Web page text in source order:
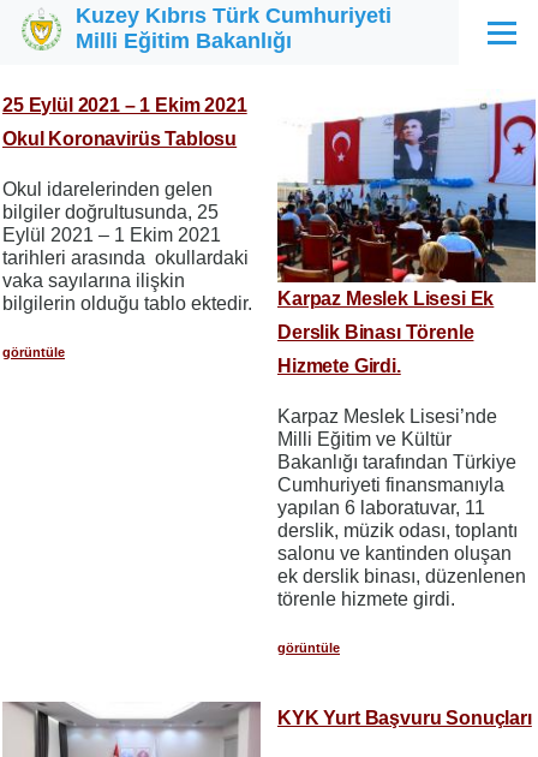
Ana içeriğe atla
Kuzey Kıbrıs Türk Cumhuriyeti
Milli Eğitim Bakanlığı
Menü
25 Eylül 2021 – 1 Ekim 2021
Okul Koronavirüs Tablosu
Okul idarelerinden gelen
bilgiler doğrultusunda, 25
Eylül 2021 – 1 Ekim 2021
tarihleri arasında okullardaki
vaka sayılarına ilişkin
bilgilerin olduğu tablo ektedir.
görüntüle
Karpaz Meslek Lisesi Ek
Derslik Binası Törenle
Hizmete Girdi.
Karpaz Meslek Lisesi’nde
Milli Eğitim ve Kültür
Bakanlığı tarafından Türkiye
Cumhuriyeti finansmanıyla
yapılan 6 laboratuvar, 11
derslik, müzik odası, toplantı
salonu ve kantinden oluşan
ek derslik binası, düzenlenen
törenle hizmete girdi.
görüntüle
KYK Yurt Başvuru Sonuçları